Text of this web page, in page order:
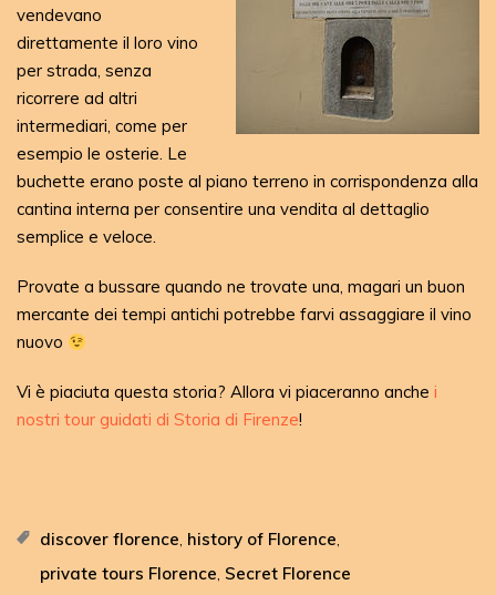
vendevano
direttamente il loro vino
per strada, senza
ricorrere ad altri
intermediari, come per
esempio le osterie. Le
buchette erano poste al piano terreno in corrispondenza alla
cantina interna per consentire una vendita al dettaglio
semplice e veloce.
Provate a bussare quando ne trovate una, magari un buon
mercante dei tempi antichi potrebbe farvi assaggiare il vino
nuovo
Vi è piaciuta questa storia? Allora vi piaceranno anche i
nostri tour guidati di Storia di Firenze!
discover florence, history of Florence,
private tours Florence, Secret Florence